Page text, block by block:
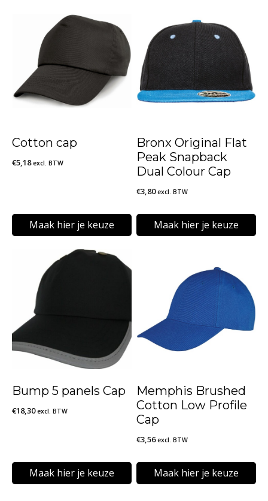
Cotton cap
€5,18 excl. BTW
Maak hier je keuze
meerdere
variaties.
Deze
gekozen
worden
productpagina
Bronx Original Flat
Peak Snapback
Dual Colour Cap
€3,80 excl. BTW
Maak hier je keuze
meerdere
variaties.
Deze
gekozen
worden
op
productpagina
Bump 5 panels Cap
€18,30 excl. BTW
Maak hier je keuze
Memphis Brushed
Cotton Low Profile
Cap
€3,56 excl. BTW
Maak hier je keuze